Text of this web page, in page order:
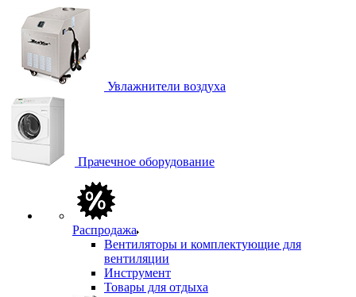
Увлажнители воздуха
Прачечное оборудование
Распродажа
Вентиляторы и комплектующие для
вентиляции
Инструмент
Товары для отдыха